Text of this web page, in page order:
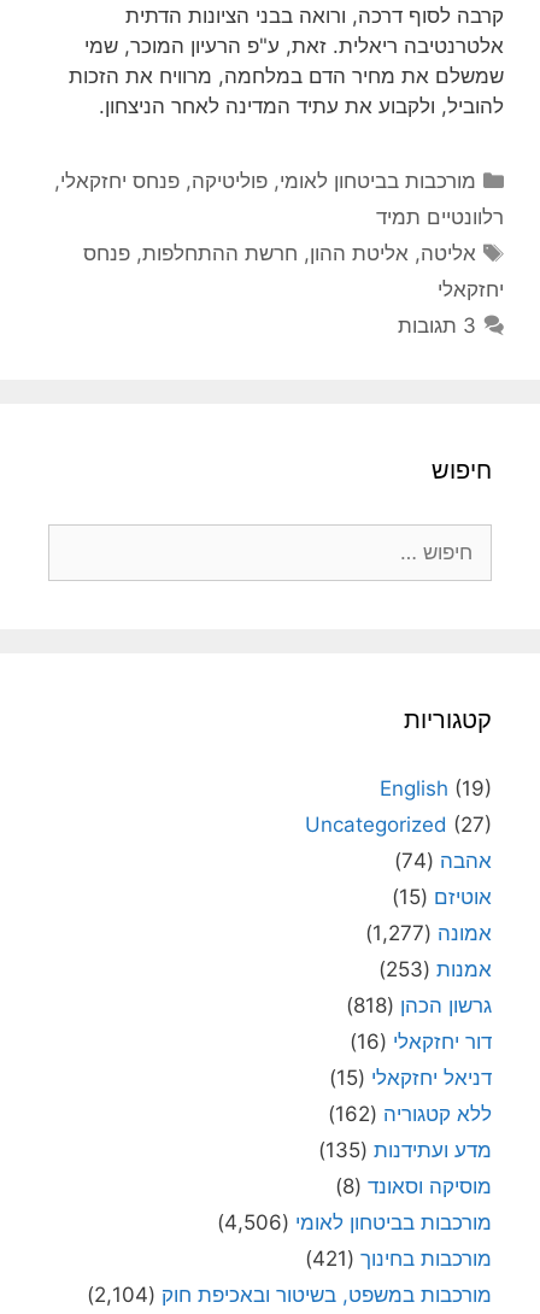
קרבה לסוף דרכה, ורואה בבני הציונות הדתית
אלטרנטיבה ריאלית. זאת, ע"פ הרעיון המוכר, שמי
שמשלם את מחיר הדם במלחמה, מרוויח את הזכות
להוביל, ולקבוע את עתיד המדינה לאחר הניצחון.
קטגוריות
מורכבות בביטחון לאומי,פוליטיקה,פנחס יחזקאלי,
רלוונטיים תמיד
תגיות
אליטה, אליטת ההון, חרשת ההתחלפות,פנחס
יחזקאלי
3 תגובות
חיפוש
קטגוריות
English (19)
Uncategorized (27)
אהבה (74)
אוטיזם (15)
אמונה (1,277)
אמנות (253)
גרשון הכהן (818)
דור יחזקאלי (16)
דניאל יחזקאלי (15)
ללא קטגוריה (162)
מדע ועתידנות (135)
מוסיקה וסאונד (8)
מורכבות בביטחון לאומי (4,506)
מורכבות בחינוך (421)
מורכבות במשפט, בשיטור ובאכיפת חוק (2,104)